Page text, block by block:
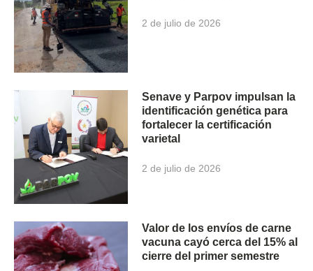
2 de julio de 2026
Senave y Parpov impulsan la
identificación genética para
fortalecer la certificación
varietal
2 de julio de 2026
Valor de los envíos de carne
vacuna cayó cerca del 15% al
cierre del primer semestre